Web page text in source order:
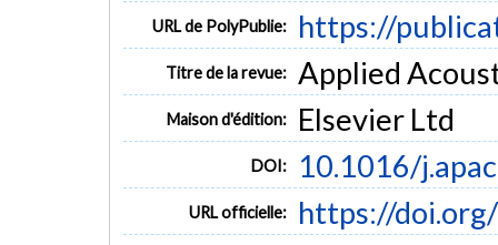
URL de PolyPublie: https://
Titre de la revue: Applied
Maison d'édition: Elsevier Ltd
DOI: 10.1016/
URL officielle: https://